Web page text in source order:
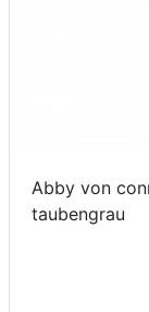
Abby von
taubengrau